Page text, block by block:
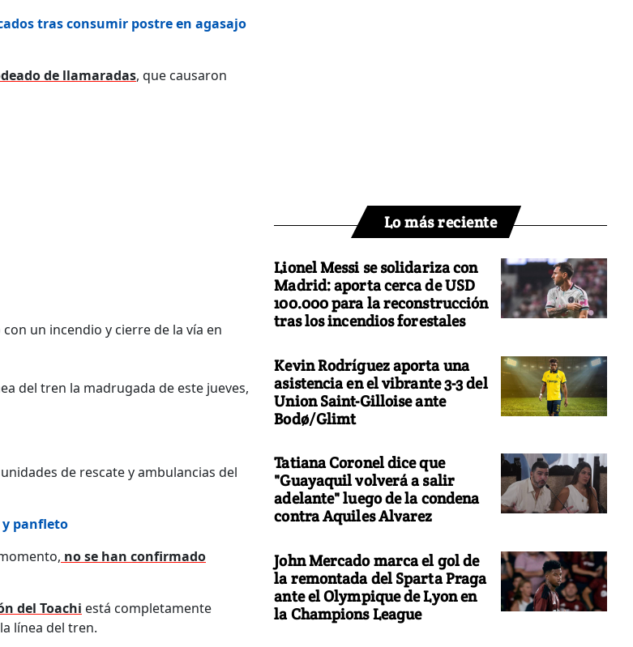
tras consumir postre en agasajo
de llamaradas, que causaron
un incendio y cierre de la vía en
del tren la madrugada de este jueves,
de rescate y ambulancias del
y panfleto
no se han confirmado
del Toachi está completamente
línea del tren.
Lo más reciente
Lionel Messi se solidariza con
Madrid: aporta cerca de USD
100.000 para la reconstrucción
tras los incendios forestales
Kevin Rodríguez aporta una
asistencia en el vibrante 3-3 del
Union Saint-Gilloise ante
Bodø/Glimt
Tatiana Coronel dice que
"Guayaquil volverá a salir
adelante" luego de la condena
contra Aquiles Alvarez
John Mercado marca el gol de
la remontada del Sparta Praga
ante el Olympique de Lyon en
la Champions League